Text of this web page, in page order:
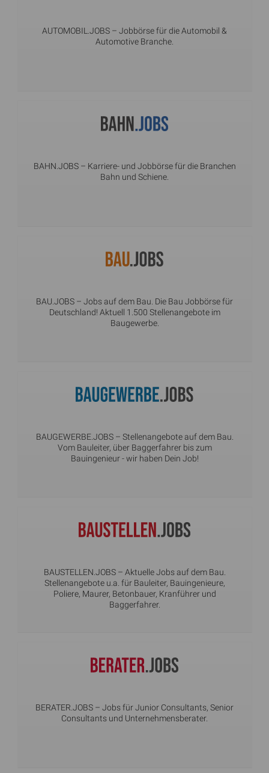
AUTOMOBIL.JOBS – Jobbörse für die Automobil &
Automotive Branche.
BAHN.JOBS– Karriere- und Jobbörse für die Branchen
Bahn und Schiene.
BAU.JOBS – Jobs auf dem Bau. Die Bau Jobbörse für
Deutschland! Aktuell 1.500 Stellenangebote im
Baugewerbe.
BAUGEWERBE.JOBS– Stellenangebote auf dem Bau.
Vom Bauleiter, über Baggerfahrer bis zum
Bauingenieur - wir haben Dein Job!
BAUSTELLEN.JOBS– Aktuelle Jobs auf dem Bau.
Stellenangebote u.a. für Bauleiter, Bauingenieure,
Poliere, Maurer, Betonbauer, Kranführer und
Baggerfahrer.
BERATER.JOBS – Jobs für Junior Consultants, Senior
Consultants und Unternehmensberater.